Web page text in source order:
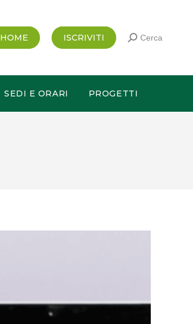
HOME ISCRIVITI Cerca
SEDI E ORARI PROGETTI